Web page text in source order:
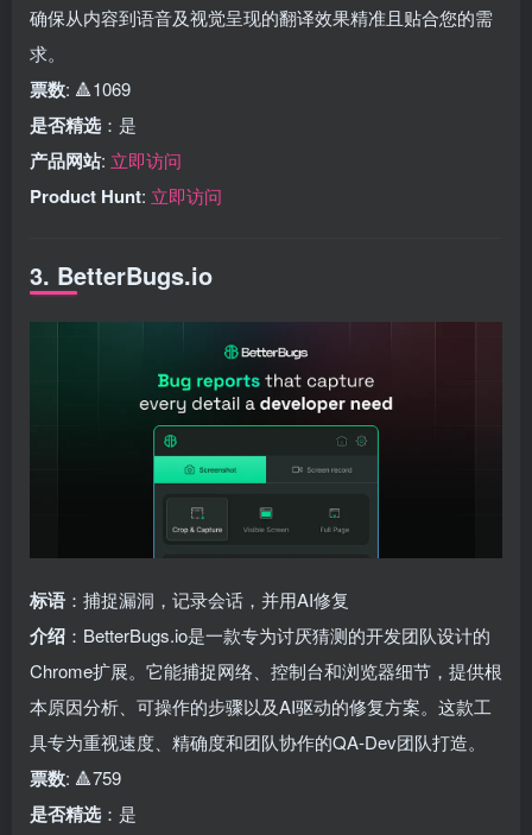
确保从内容到语音及视觉呈现的翻译效果精准且贴合您的需
求。
票数: 🔺1069
是否精选 ：是
产品网站: 立即访问
Product Hunt: 立即访问
3. BetterBugs.io
标语 ：捕捉漏洞，记录会话，并用AI修复
介绍 ：BetterBugs.io是一款专为讨厌猜测的开发团队设计的
Chrome扩展。它能捕捉网络、控制台和浏览器细节，提供根
本原因分析、可操作的步骤以及AI驱动的修复方案。这款工
具专为重视速度、精确度和团队协作的QA-Dev团队打造。
票数: 🔺759
是否精选 ：是